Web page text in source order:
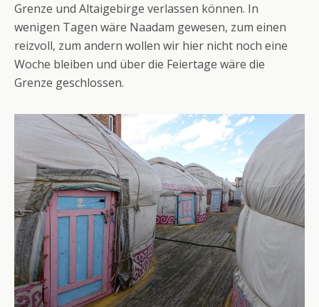
Grenze und Altaigebirge verlassen können. In
wenigen Tagen wäre Naadam gewesen, zum einen
reizvoll, zum andern wollen wir hier nicht noch eine
Woche bleiben und über die Feiertage wäre die
Grenze geschlossen.